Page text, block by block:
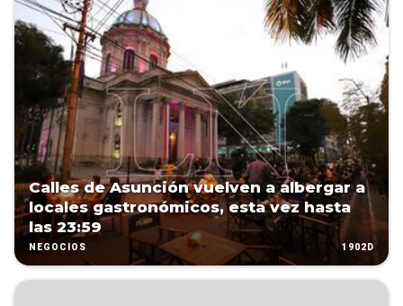
Calles de Asunción vuelven a albergar a
locales gastronómicos, esta vez hasta
las 23:59
NEGOCIOS 1902D